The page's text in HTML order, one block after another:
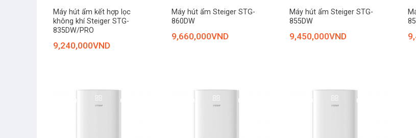
Máy hút ẩm kết hợp lọc
không khí Steiger STG-
835DW/PRO
9,240,000VND
Máy hút ẩm Steiger STG-
860DW
9,660,000VND
Máy hút ẩm Steiger STG-
855DW
9,450,000VND